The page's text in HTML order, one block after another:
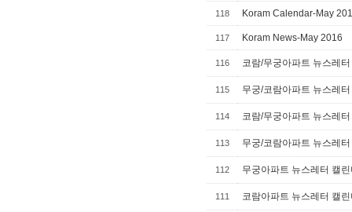
118 Koram Calendar-May
117 Koram News-May 2016
116 코람/무궁아파트 뉴스레
115 무궁/코람아파트 뉴스레
114 코람/무궁아파트 뉴스레
113 무궁/코람아파트 뉴스레
112 무궁아파트 뉴스레터 캘
111 코람아파트 뉴스레터 캘